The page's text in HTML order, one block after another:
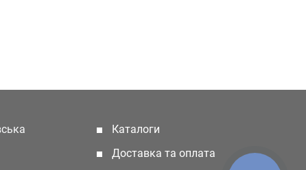
Каталоги
Доставка та оплата